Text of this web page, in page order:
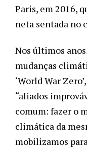
Paris, em 2016,
neta sentada no
Nos últimos
mudanças
‘World War
“aliados
comum: fazer o
climática da
mobilizamos